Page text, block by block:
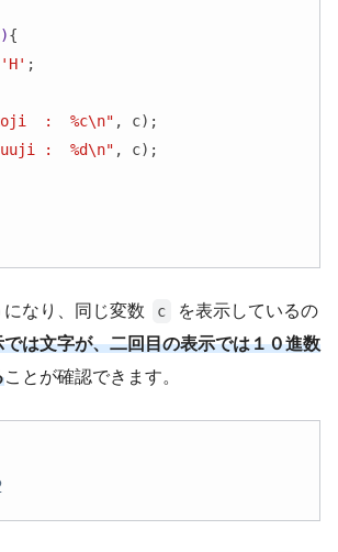
){
'H' ;
:  %c\n" , c);
:  %d\n" , c);
なり、同じ変数 c
を表示しているの
は文字が、二回目の表示では１０進数
ことが確認できます。